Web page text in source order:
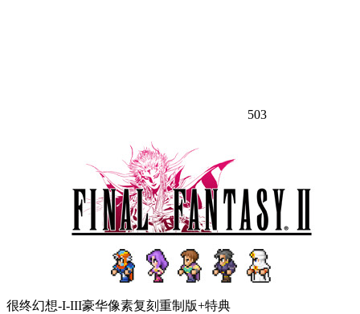
503
很终幻想-I-III豪华像素复刻重制版+特典